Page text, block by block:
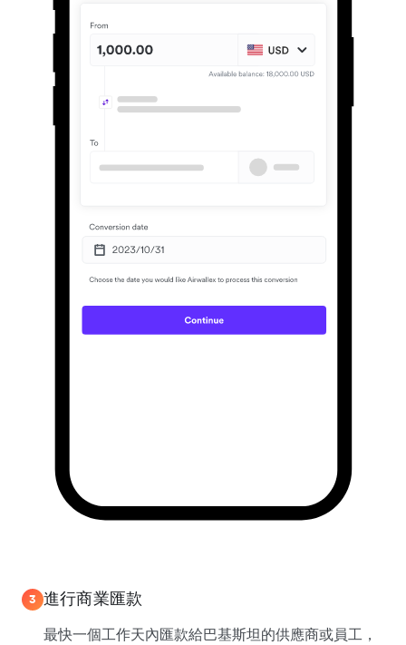
3 進行商業匯款
最快一個工作天內匯款給巴基斯坦的供應商或員工，